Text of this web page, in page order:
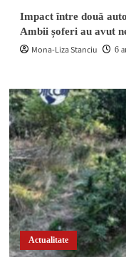
Impact între două
Ambii șoferi au avut
Mona-Liza Stanciu 6
Actualitate